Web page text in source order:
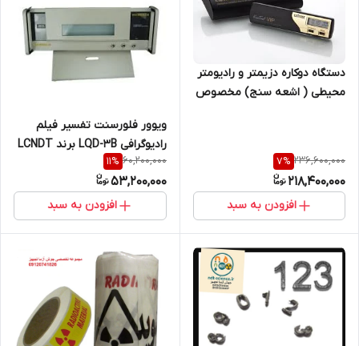
دستگاه دوکاره دزیمتر و رادیومتر
محیطی ( اشعه سنج) مخصوص
ECOTEST VIP
236,600,000
7%
218,400,000
افزودن به سبد
ویوور فلورسنت تفسیر فیلم
رادیوگرافی LQD-3B برند LCNDT
60,200,000
11%
53,200,000
افزودن به سبد